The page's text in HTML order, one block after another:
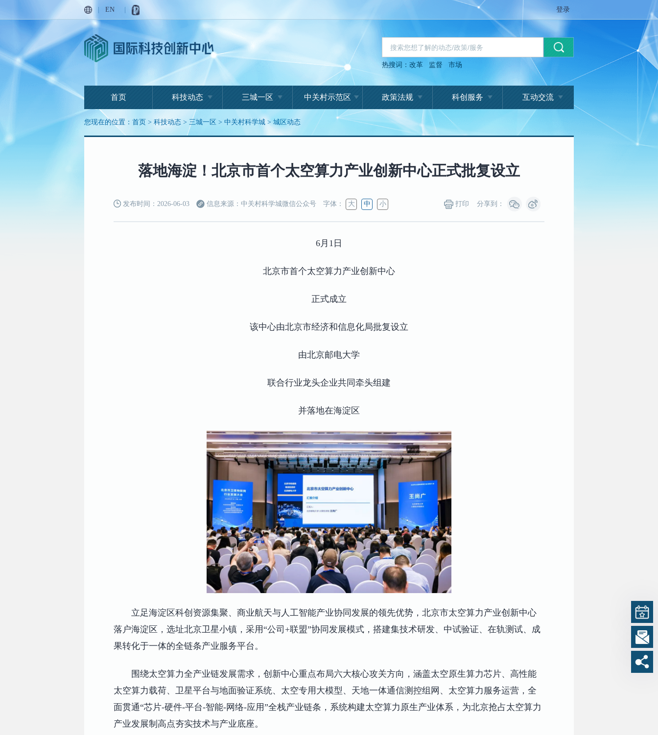
EN 登录
热搜词：改革 监督 市场
首页 科技动态 三城一区 中关村示范区 政策法规 科创服务 互动交流
您现在的位置： 首页 > 科技动态 > 三城一区 > 中关村科学城 >城区动态
落地海淀！北京市首个太空算力产业创新中心正式批复设立
发布时间：2026-06-03 信息来源：中关村科学城微信公众号 字体： 大 中 小 打印 分享到：
6月1日
北京市首个太空算力产业创新中心
正式成立
该中心由北京市经济和信息化局批复设立
由北京邮电大学
联合行业龙头企业共同牵头组建
并落地在海淀区
立足海淀区科创资源集聚、商业航天与人工智能产业协同发展的领先优势，北京市太空算力产业创新中心
落户海淀区，选址北京卫星小镇，采用“公司+联盟”协同发展模式，搭建集技术研发、中试验证、在轨测试、成
果转化于一体的全链条产业服务平台。
围绕太空算力全产业链发展需求，创新中心重点布局六大核心攻关方向，涵盖太空原生算力芯片、高性能
太空算力载荷、卫星平台与地面验证系统、太空专用大模型、天地一体通信测控组网、太空算力服务运营，全
面贯通“芯片-硬件-平台-智能-网络-应用”全栈产业链条，系统构建太空算力原生产业体系，为北京抢占太空算力
产业发展制高点夯实技术与产业底座。